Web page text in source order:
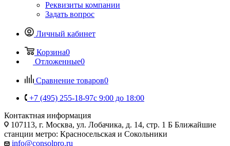
Реквизиты компании
Задать вопрос
Личный кабинет
Корзина0
Отложенные0
Сравнение товаров0
+7 (495) 255-18-97с 9:00 до 18:00
Контактная информация
107113, г. Москва, ул. Лобачика, д. 14, стр. 1 Б Ближайшие
станции метро: Красносельская и Сокольники
info@consolpro.ru